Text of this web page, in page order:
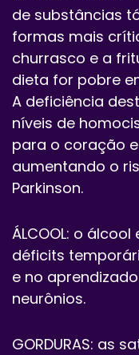
de substâncias
formas mais
churrasco e a
dieta for pobre
A deficiência
níveis de
para o coração
aumentando o
Parkinson.
ÁLCOOL: o
déficits
e no
neurônios.
GORDURAS: as